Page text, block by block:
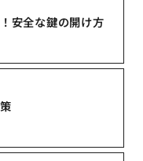
安全な鍵の開け方